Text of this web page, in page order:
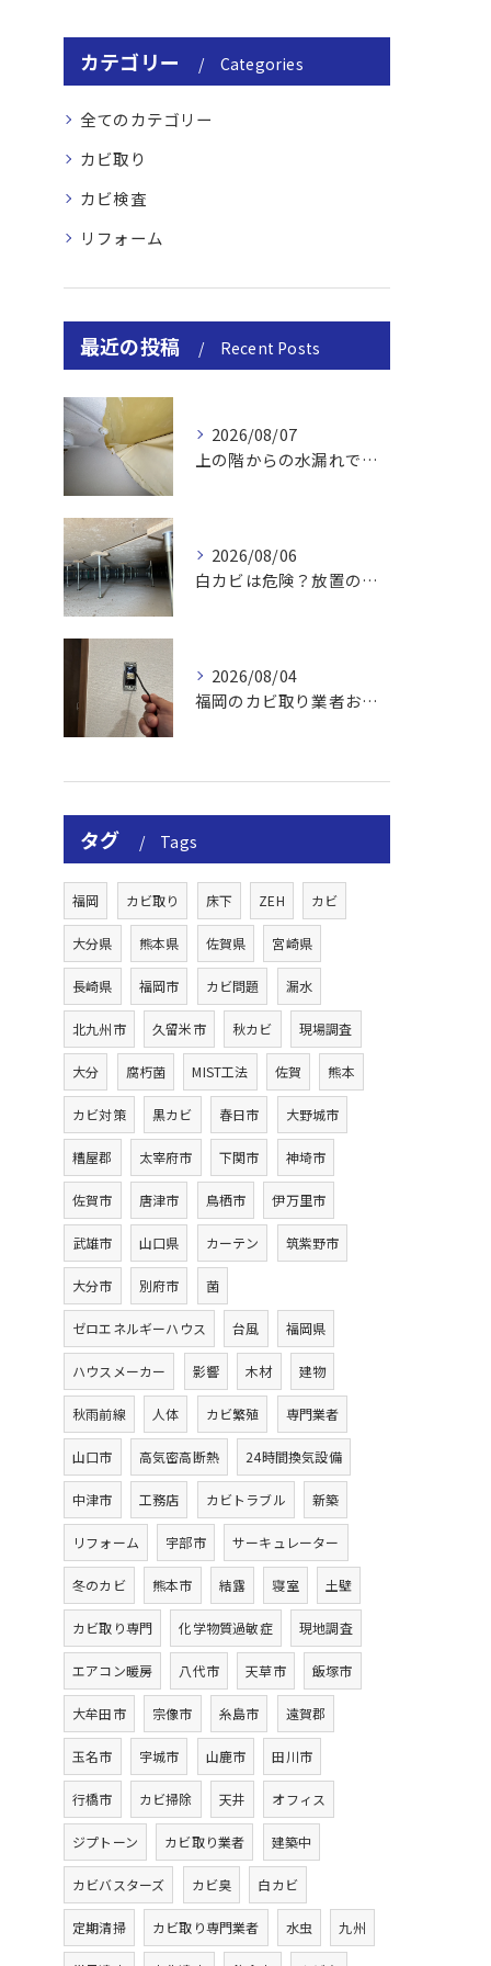
カテゴリー Categories
全てのカテゴリー
カビ取り
カビ検査
リフォーム
最近の投稿 Recent Posts
2026/08/07
上の階からの水漏れでカビ｜対処法と業者
2026/08/06
白カビは危険？放置のリスクと取り方
2026/08/04
福岡のカビ取り業者おすすめの選び方と費用
タグ Tags
福岡 カビ取り 床下 ZEH カビ
大分県 熊本県 佐賀県 宮崎県
長崎県 福岡市 カビ問題 漏水
北九州市 久留米市 秋カビ 現場調査
大分 腐朽菌 MIST工法 佐賀 熊本
カビ対策 黒カビ 春日市 大野城市
糟屋郡 太宰府市 下関市 神埼市
佐賀市 唐津市 鳥栖市 伊万里市
武雄市 山口県 カーテン 筑紫野市
大分市 別府市 菌
ゼロエネルギーハウス 台風 福岡県
ハウスメーカー 影響 木材 建物
秋雨前線 人体 カビ繁殖 専門業者
山口市 高気密高断熱 24時間換気設備
中津市 工務店 カビトラブル 新築
リフォーム 宇部市 サーキュレーター
冬のカビ 熊本市 結露 寝室 土壁
カビ取り専門 化学物質過敏症 現地調査
エアコン暖房 八代市 天草市 飯塚市
大牟田市 宗像市 糸島市 遠賀郡
玉名市 宇城市 山鹿市 田川市
行橋市 カビ掃除 天井 オフィス
ジプトーン カビ取り業者 建築中
カビバスターズ カビ臭 白カビ
定期清掃 カビ取り専門業者 水虫 九州